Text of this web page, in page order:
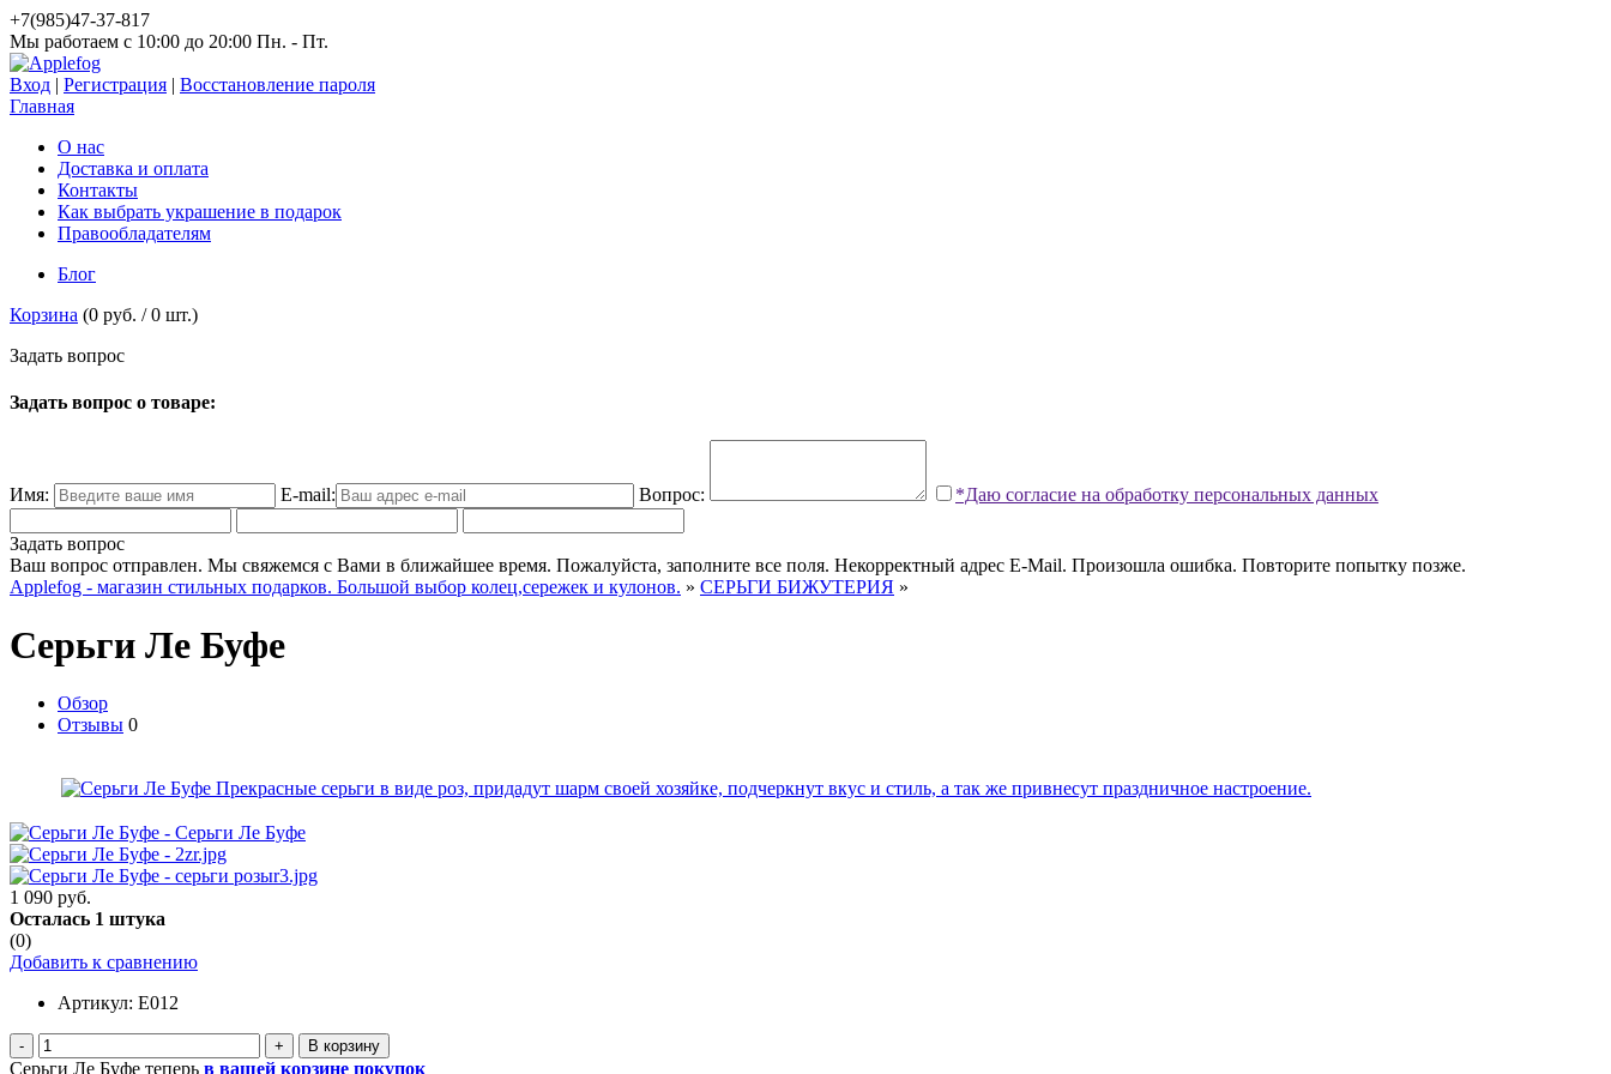
+7(985)47-37-817
Мы работаем c 10:00 до 20:00 Пн. - Пт.
Вход | Регистрация | Восстановление пароля
Главная
О нас
Доставка и оплата
Контакты
Как выбрать украшение в подарок
Правообладателям
Блог
Корзина (0 руб. /0 шт.)
Задать вопрос
Задать вопрос о товаре:
Имя: E-mail: Вопрос: *Даю согласие на обработку персональных данных
Задать вопрос
Ваш вопрос отправлен. Мы свяжемся с Вами в ближайшее время. Пожалуйста, заполните все поля. Некорректный адрес E-Mail. Произошла ошибка. Повторите попытку позже.
Applefog - магазин стильных подарков. Большой выбор колец,сережек и кулонов. » СЕРЬГИ БИЖУТЕРИЯ »
Серьги Ле Буфе
Обзор
Отзывы 0
1 090 руб.
Осталась 1 штука
(0)
Добавить к сравнению
Артикул: E012
- +
Серьги Ле Буфе теперь в вашей корзине покупок